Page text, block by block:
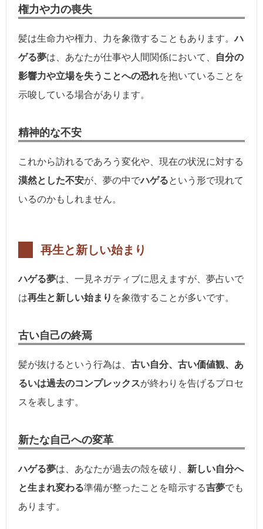
権力や力の喪失
髪は生命力や権力、力を象徴することもあります。ハ
ゲる夢は、あなたが仕事や人間関係において、
自分の
影響力や立場を失うことへの恐れを抱いていることを
示唆している場合があります。
精神的な不安
これから訪れるであろう変化や、現在の状況に対する
漠然とした不安が、夢の中でハゲるという形で現れて
いるのかもしれません。
再生と新しい始まり
ハゲる夢は、一見ネガティブに思えますが、夢占いで
は再生と新しい始まり を象徴することが多いです。
古い自己の終焉
髪が抜けるという行為は、 古い自分、古い価値観、あ
るいは過去のコンプレックスが終わりを告げるプロセ
スを表します。
新たな自己への変革
ハゲる夢は、あなたが過去の殻を破り、 新しい自分へ
と生まれ変わる準備が整ったことを暗示する吉夢でも
あります。